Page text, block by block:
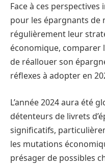
Face à ces
pour les épargnants de
régulièrement leur
économique, comparer
de réallouer son
réflexes à adopter en
L’année 2024 aura été
détenteurs de livrets
significatifs,
les mutations
présager de possibles